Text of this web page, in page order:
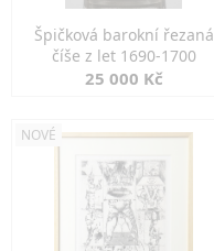
Špičková barokní řezaná
číše z let 1690-1700
25 000 Kč
NOVÉ